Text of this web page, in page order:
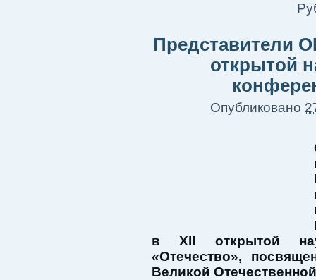
Представители
открытой
Опубликовано
в XII открытой
«Отечество»,
Великой